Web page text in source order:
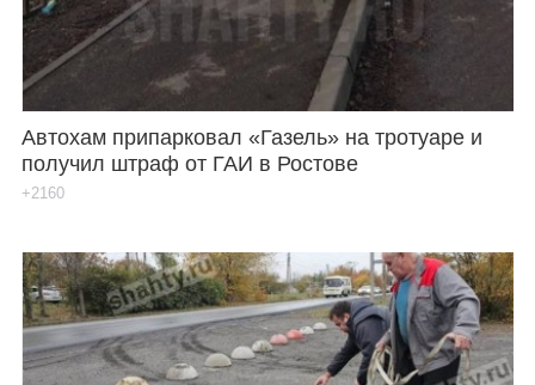
Автохам припарковал «Газель» на тротуаре и
получил штраф от ГАИ в Ростове
+2160